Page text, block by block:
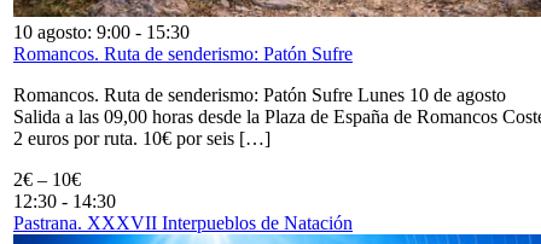
10 agosto: 9:00 - 15:30
Romancos. Ruta de senderismo: Patón Sufre
Romancos. Ruta de senderismo: Patón Sufre Lunes 10 de agosto
Salida a las 09,00 horas desde la Plaza de España de Romancos
2 euros por ruta. 10€ por seis […]
2€ – 10€
12:30 - 14:30
Pastrana. XXXVII Interpueblos de Natación